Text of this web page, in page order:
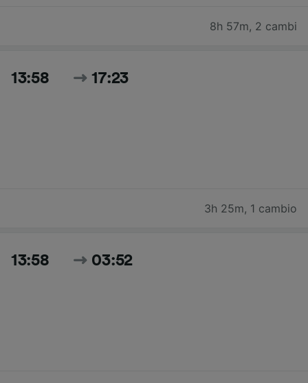
8h 57m, 2 cambi
13:58 17:23
3h 25m, 1 cambio
13:58 03:52